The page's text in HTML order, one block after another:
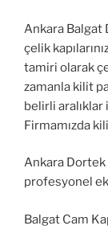
Ankara Balgat
çelik
tamiri olarak
zamanla kilit
belirli aralıklar
Firmamızda
Ankara Dortek
profesyonel
Balgat Cam